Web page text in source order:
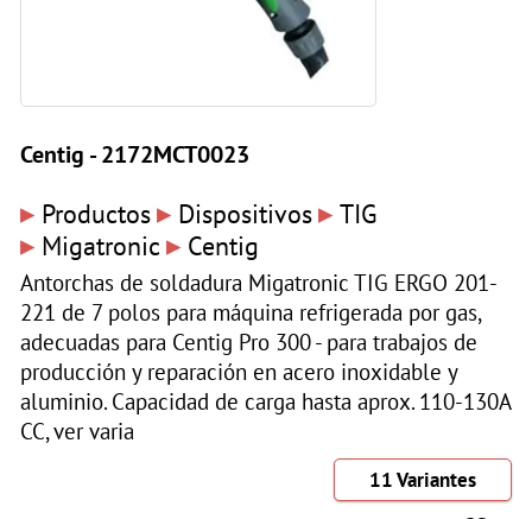
Centig - 2172MCT0023
▸ Productos▸ Dispositivos▸ TIG
▸ Migatronic ▸ Centig
Antorchas de soldadura Migatronic TIG ERGO 201-
221 de 7 polos para máquina refrigerada por gas,
adecuadas para Centig Pro 300 - para trabajos de
producción y reparación en acero inoxidable y
aluminio. Capacidad de carga hasta aprox. 110-130A
CC, ver varia
11 Variantes